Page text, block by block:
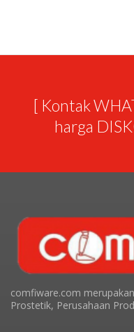
[ Kontak
harga
comfiware.com
Prostetik, Perusahaan